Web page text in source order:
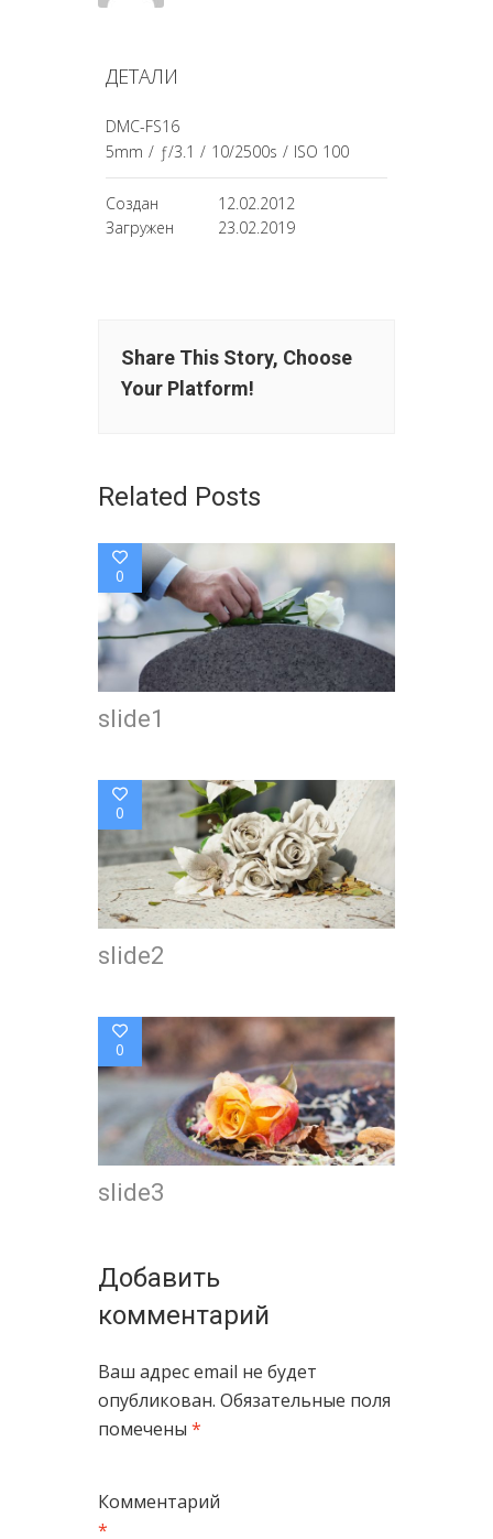
ДЕТАЛИ
DMC-FS16
5mm / ƒ/3.1 / 10/2500s / ISO 100
Создан
12.02.2012
Загружен
23.02.2019
Share This Story, Choose
Your Platform!
Related Posts
0
slide1
0
slide2
0
slide3
Добавить
комментарий
Ваш адрес email не будет
опубликован. Обязательные поля
помечены *
Комментарий
*